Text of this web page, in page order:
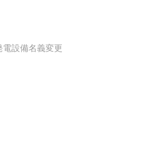
電設備名義変更